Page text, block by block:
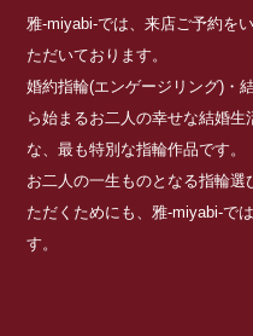
雅-miyabi-では、来店ご予約を
ただいております。
婚約指輪(エンゲージリング)・
ら始まるお二人の幸せな結婚
な、最も特別な指輪作品です。
お二人の一生ものとなる指輪
ただくためにも、雅-miyabi-で
す。